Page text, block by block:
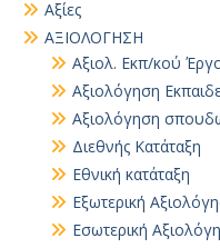
Αξίες
ΑΞΙΟΛΟΓΗΣΗ
Αξιολ. Εκπ/κού
Αξιολόγηση
Αξιολόγηση
Διεθνής Κατάταξη
Εθνική κατάταξη
Εξωτερική
Εσωτερική